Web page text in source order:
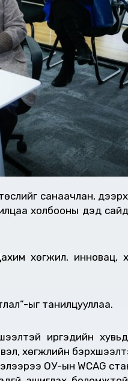
санаачлан,
холбооны дэд сайд
хөгжил, инновац,
ыг танилцууллаа.
иргэдийн
хөгжлийн
ОУ-ын WCAG